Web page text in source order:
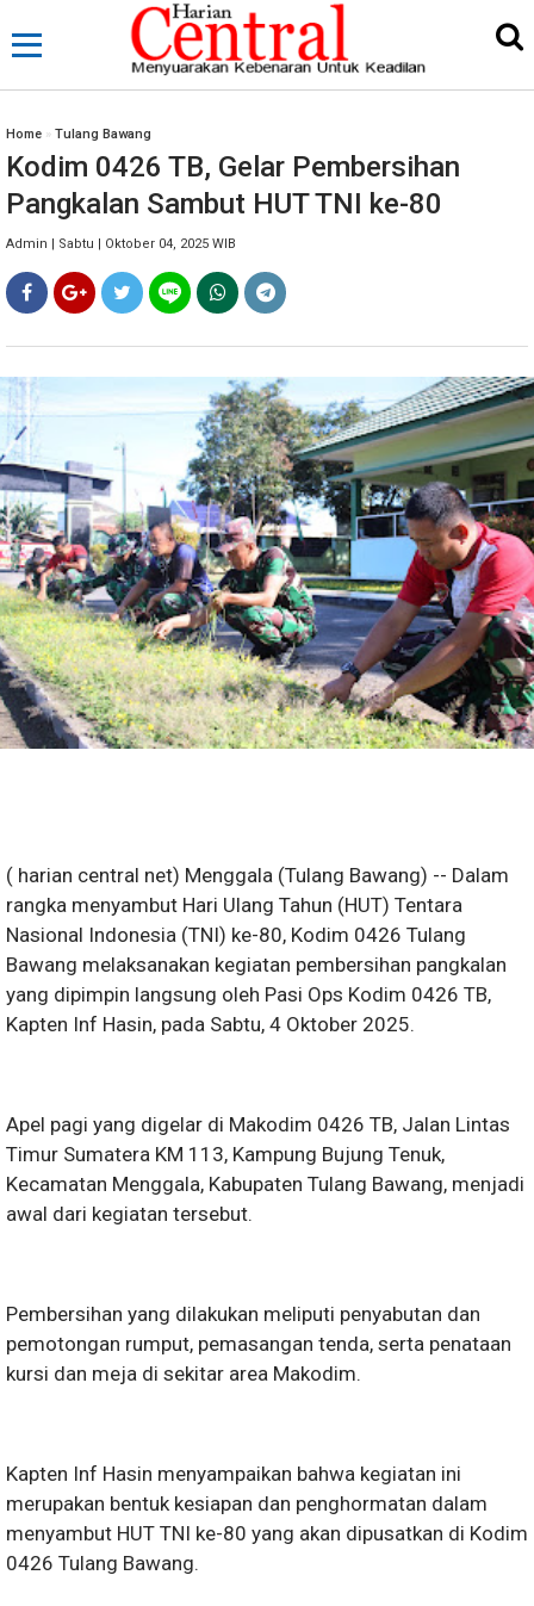
Home » Tulang Bawang
Kodim 0426 TB, Gelar Pembersihan
Pangkalan Sambut HUT TNI ke-80
Admin | Sabtu | Oktober 04, 2025 WIB
( harian central net) Menggala (Tulang Bawang) -- Dalam
rangka menyambut Hari Ulang Tahun (HUT) Tentara
Nasional Indonesia (TNI) ke-80, Kodim 0426 Tulang
Bawang melaksanakan kegiatan pembersihan pangkalan
yang dipimpin langsung oleh Pasi Ops Kodim 0426 TB,
Kapten Inf Hasin, pada Sabtu, 4 Oktober 2025.
Apel pagi yang digelar di Makodim 0426 TB, Jalan Lintas
Timur Sumatera KM 113, Kampung Bujung Tenuk,
Kecamatan Menggala, Kabupaten Tulang Bawang, menjadi
awal dari kegiatan tersebut.
Pembersihan yang dilakukan meliputi penyabutan dan
pemotongan rumput, pemasangan tenda, serta penataan
kursi dan meja di sekitar area Makodim.
Kapten Inf Hasin menyampaikan bahwa kegiatan ini
merupakan bentuk kesiapan dan penghormatan dalam
menyambut HUT TNI ke-80 yang akan dipusatkan di Kodim
0426 Tulang Bawang.